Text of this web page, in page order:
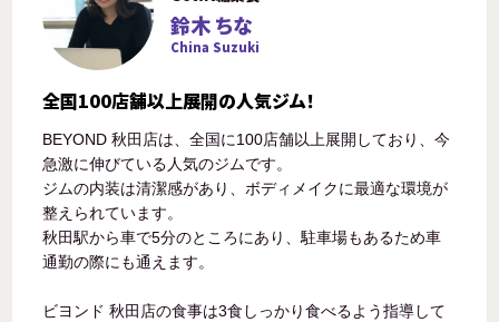
鈴木 ちな
China Suzuki
全国100店舗以上展開の人気ジム！
BEYOND 秋田店は、全国に100店舗以上展開しており、今
急激に伸びている人気のジムです。
ジムの内装は清潔感があり、ボディメイクに最適な環境が
整えられています。
秋田駅から車で5分のところにあり、駐車場もあるため車
通勤の際にも通えます。
ビヨンド 秋田店の食事は3食しっかり食べるよう指導して